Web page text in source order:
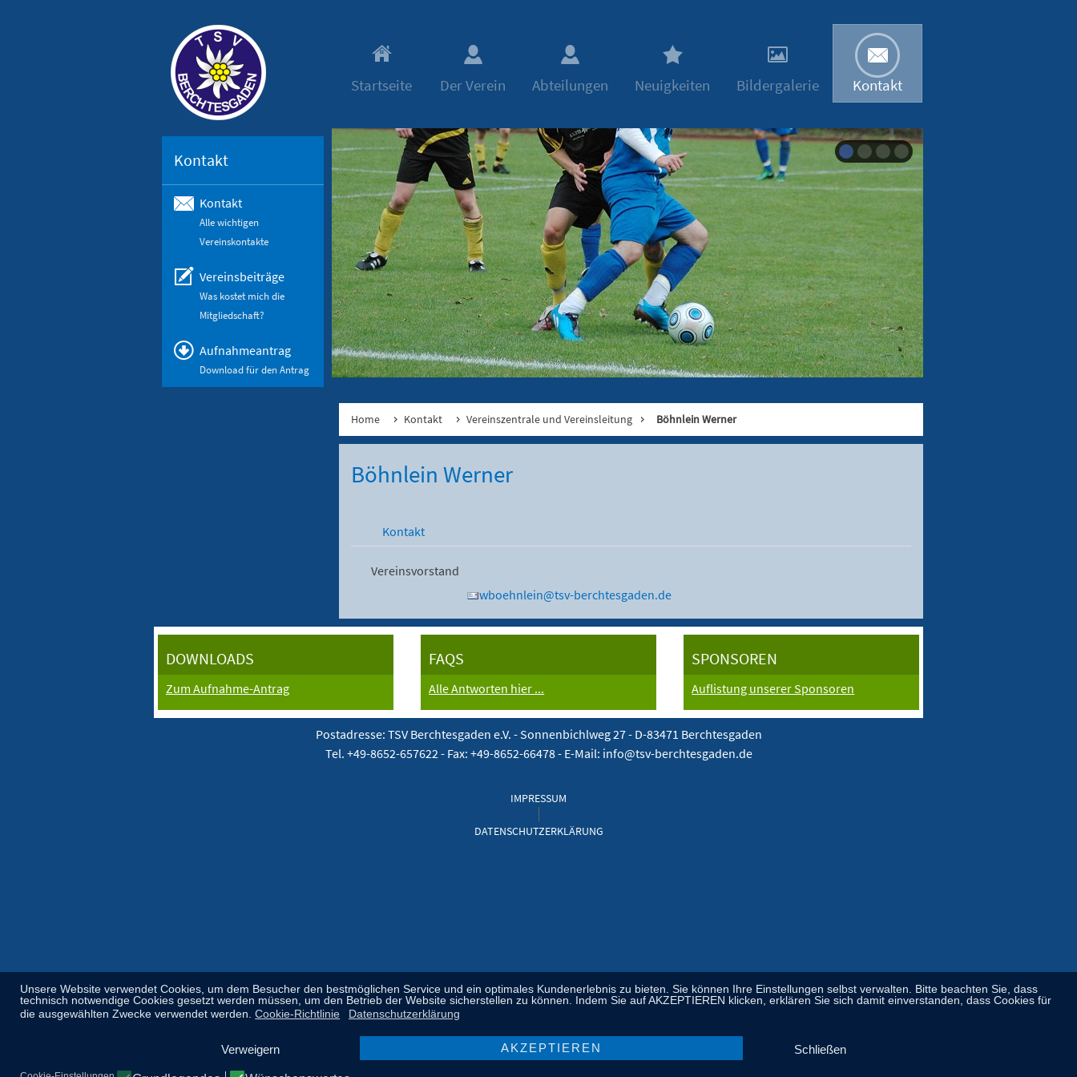
Unsere Website verwendet Cookies, um dem Besucher den bestmöglichen Service und ein optimales Kundenerlebnis zu bieten. Sie können Ihre Einstellungen selbst verwalten. Bitte beachten Sie, dass
technisch notwendige Cookies gesetzt werden müssen, um den Betrieb der Website sicherstellen zu können. Indem Sie auf AKZEPTIEREN klicken, erklären Sie sich damit einverstanden, dass Cookies für
die ausgewählten Zwecke verwendet werden. Cookie-Richtlinie Datenschutzerklärung
Verweigern AKZEPTIEREN Schließen
Startseite Der Verein Abteilungen Neuigkeiten Bildergalerie Kontakt
Kontakt
Kontakt
Alle wichtigen
Vereinskontakte
Vereinsbeiträge
Was kostet mich die
Mitgliedschaft?
Aufnahmeantrag
Download für den Antrag
Home Kontakt Vereinszentrale und Vereinsleitung Böhnlein Werner
Böhnlein Werner
Kontakt
Vereinsvorstand
wboehnlein@tsv-berchtesgaden.de
DOWNLOADS
Zum Aufnahme-Antrag
FAQS
Alle Antworten hier ...
SPONSOREN
Auflistung unserer Sponsoren
Postadresse: TSV Berchtesgaden e.V. -Sonnenbichlweg 27 - D-83471 Berchtesgaden
Tel. +49-8652-657622 - Fax: +49-8652-66478 - E-Mail: info@tsv-berchtesgaden.de
IMPRESSUM
DATENSCHUTZERKLÄRUNG